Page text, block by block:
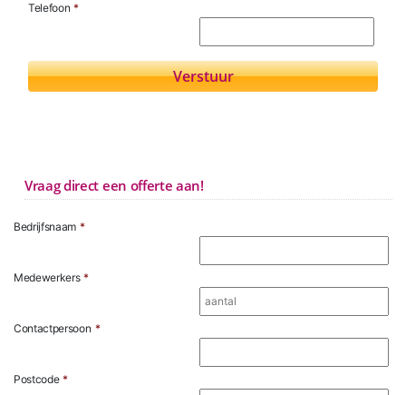
Telefoon *
Vraag direct een offerte aan!
Bedrijfsnaam *
Medewerkers *
Contactpersoon *
Postcode *